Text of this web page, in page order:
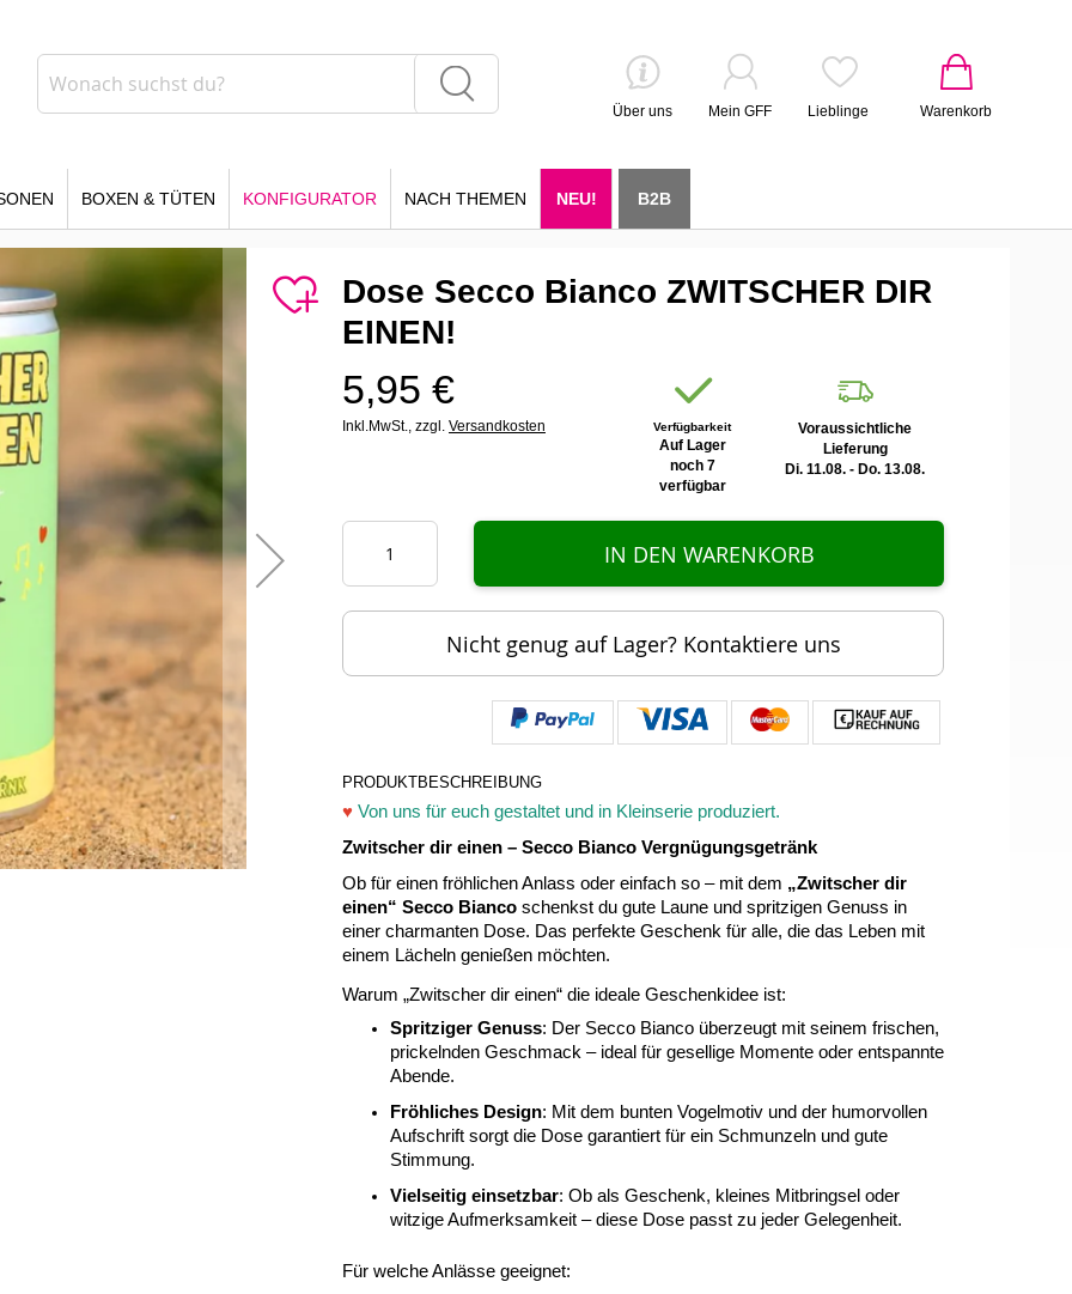
Warenkorb
Über uns Mein GFF Lieblinge
BOXEN & TÜTEN KONFIGURATOR NACH THEMEN NEU! B2B
Dose Secco Bianco ZWITSCHER DIR
EINEN!
5,95 €
Inkl.MwSt., zzgl. Versandkosten Verfügbarkeit
Auf Lager
noch 7
verfügbar
Voraussichtliche
Lieferung
Di. 11.08. - Do. 13.08.
IN DEN WARENKORB
Nicht genug auf Lager? Kontaktiere uns
PRODUKTBESCHREIBUNG
♥ Von uns für euch gestaltet und in Kleinserie produziert.
Zwitscher dir einen – Secco Bianco Vergnügungsgetränk
Ob für einen fröhlichen Anlass oder einfach so – mit dem „Zwitscher dir
einen“ Secco Bianco schenkst du gute Laune und spritzigen Genuss in
einer charmanten Dose. Das perfekte Geschenk für alle, die das Leben mit
einem Lächeln genießen möchten.
Warum „Zwitscher dir einen“ die ideale Geschenkidee ist:
Spritziger Genuss: Der Secco Bianco überzeugt mit seinem frischen,
prickelnden Geschmack – ideal für gesellige Momente oder entspannte
Abende.
Fröhliches Design: Mit dem bunten Vogelmotiv und der humorvollen
Aufschrift sorgt die Dose garantiert für ein Schmunzeln und gute
Stimmung.
Vielseitig einsetzbar: Ob als Geschenk, kleines Mitbringsel oder
witzige Aufmerksamkeit – diese Dose passt zu jeder Gelegenheit.
Für welche Anlässe geeignet: